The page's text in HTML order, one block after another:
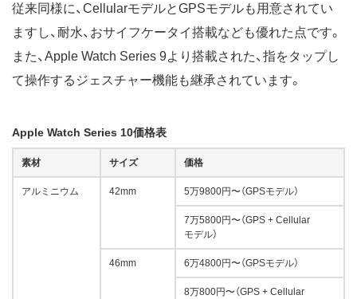
従来同様に、CellularモデルとGPSモデルも用意されてい
ますし、耐水、おサイフケータイ搭載なども優れた点です。
また、Apple Watch Series 9より搭載された、指をタップし
て操作するジェスチャー機能も継承されています。
Apple Watch Series 10価格表
素材 サイズ 価格
アルミニウム 42mm 5万9800円〜（GPSモデル）
7万5800円〜（GPS + Cellular
モ‍デ‍ル）
46mm 6万4800円〜（GPSモデル）
8万800円〜（GPS + Cellular